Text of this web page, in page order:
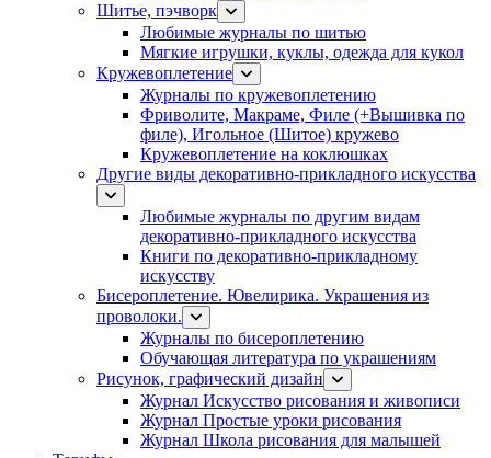
Шитье, пэчворк
Любимые журналы по шитью
Мягкие игрушки, куклы, одежда для кукол
Кружевоплетение
Журналы по кружевоплетению
Фриволите, Макраме, Филе (+Вышивка по
филе), Игольное (Шитое) кружево
Кружевоплетение на коклюшках
Другие виды декоративно-прикладного искусства
Любимые журналы по другим видам
декоративно-прикладного искусства
Книги по декоративно-прикладному
искусству
Бисероплетение. Ювелирика. Украшения из
проволоки.
Журналы по бисероплетению
Обучающая литература по украшениям
Рисунок, графический дизайн
Журнал Искусство рисования и живописи
Журнал Простые уроки рисования
Журнал Школа рисования для малышей